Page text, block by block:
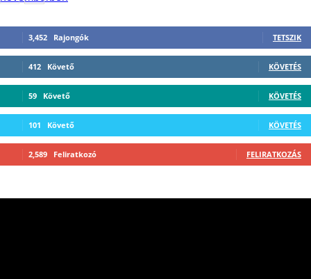
3,452 Rajongók TETSZIK
412 Követő KÖVETÉS
59 Követő KÖVETÉS
101 Követő KÖVETÉS
2,589 Feliratkozó FELIRATKOZÁS